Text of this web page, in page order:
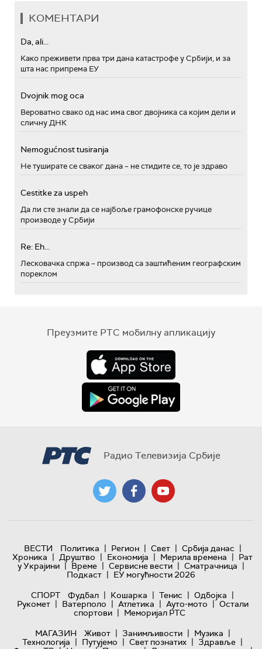
КОМЕНТАРИ
Da, ali...
Како преживети прва три дана катастрофе у Србији, и за
шта нас припрема ЕУ
Dvojnik mog oca
Вероватно свако од нас има свог двојника са којим дели и
сличну ДНК
Nemogućnost tusiranja
Не туширате се сваког дана – не стидите се, то је здраво
Cestitke za uspeh
Да ли сте знали да се најбоље грамофонске ручице
производе у Србији
Re: Eh...
Лесковачка спржа – производ са заштићеним географским
пореклом
Преузмите РТС мобилну апликацију
Радио Телевизија Србије
ВЕСТИ Политика | Регион | Свет | Србија данас |
Хроника | Друштво | Економија | Мерила времена | Рат
у Украјини | Време | Сервисне вести | Сматрачница |
Подкаст | ЕУ могућности 2026
СПОРТ
Фудбал | Кошарка | Тенис | Одбојка |
Рукомет | Ватерполо | Атлетика | Ауто-мото | Остали
спортови | Меморијал РТС
МАГАЗИН
Живот | Занимљивости | Музика |
Технологијa | Путујемо | Свет познатих | Здравље |